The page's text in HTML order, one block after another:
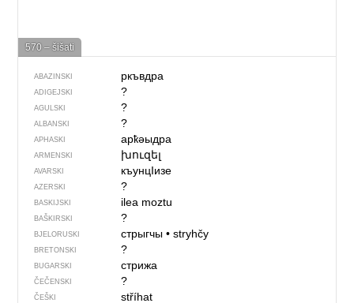
570 – šišati
ABAZINSKI ркъвдра
ADIGEJSKI ?
AGULSKI ?
ALBANSKI ?
APHASKI арҟәыдра
ARMENSKI խուզել
AVARSKI къунцIизе
AZERSKI ?
BASKIJSKI ilea moztu
BAŠKIRSKI ?
BJELORUSKI стрыгчы• stryhčy
BRETONSKI ?
BUGARSKI стрижа
ČEČENSKI ?
ČEŠKI stříhat